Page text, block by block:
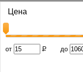
Цена
от Р до